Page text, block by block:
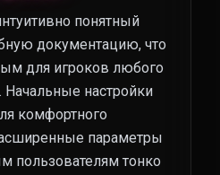
понятный
документацию, что
для игроков любого
Начальные настройки
комфортного
параметры
пользователям тонко